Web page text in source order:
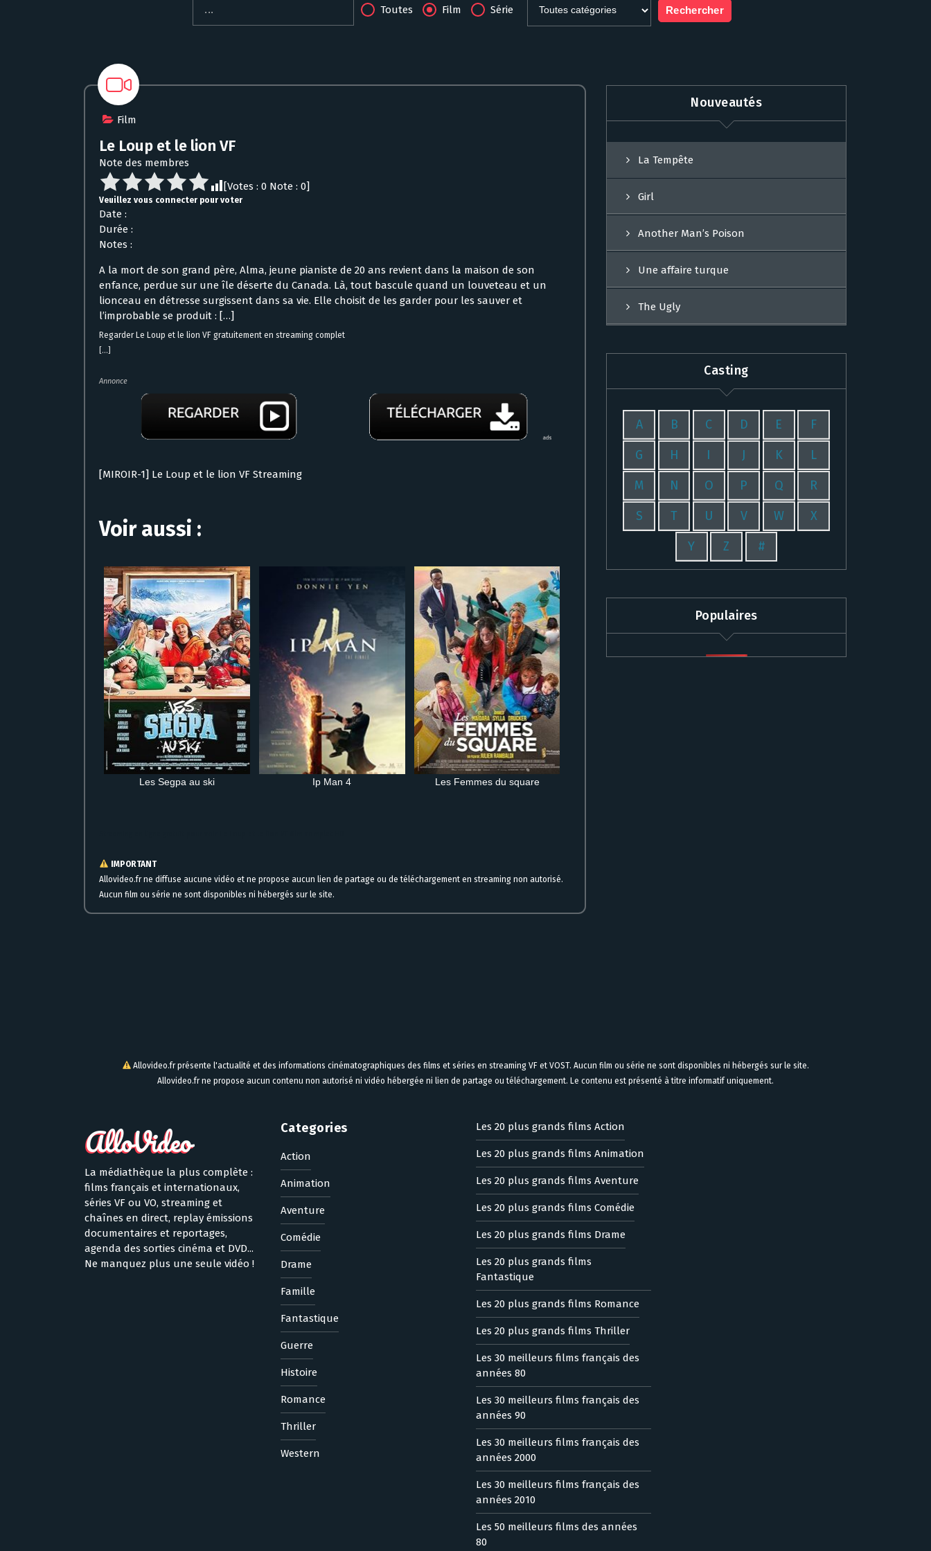
Toutes Film Série
Film
Le Loup et le lion VF
Note des membres
[Votes : 0 Note : 0]
Veuillez vous connecter pour voter
Date :
Durée :
Notes :
A la mort de son grand père, Alma, jeune pianiste de 20 ans revient dans la maison de son
enfance, perdue sur une île déserte du Canada. Là, tout bascule quand un louveteau et un
lionceau en détresse surgissent dans sa vie. Elle choisit de les garder pour les sauver et
l’improbable se produit : […]
Regarder Le Loup et le lion VF gratuitement en streaming complet
[...]
Annonce
[MIROIR-1] Le Loup et le lion VF Streaming
Voir aussi :
Les Segpa au ski Ip Man 4 Les Femmes du square
IMPORTANT
Allovideo.fr ne diffuse aucune vidéo et ne propose aucun lien de partage ou de téléchargement en streaming non autorisé.
Aucun film ou série ne sont disponibles ni hébergés sur le site.
Nouveautés
La Tempête
Girl
Another Man’s Poison
Une affaire turque
The Ugly
Casting
A B C D E F
G H I J K L
M N O P Q R
S T U V W X
Y Z #
Populaires
Allovideo.fr présente l'actualité et des informations cinématographiques des films et séries en streaming VF et VOST. Aucun film ou série ne sont disponibles ni hébergés sur le site.
Allovideo.fr ne propose aucun contenu non autorisé ni vidéo hébergée ni lien de partage ou téléchargement. Le contenu est présenté à titre informatif uniquement.
La médiathèque la plus complète :
films français et internationaux,
séries VF ou VO, streaming et
chaînes en direct, replay émissions
documentaires et reportages,
agenda des sorties cinéma et DVD...
Ne manquez plus une seule vidéo !
Categories
Action
Animation
Aventure
Comédie
Drame
Famille
Fantastique
Guerre
Histoire
Romance
Thriller
Western
Les 20 plus grands films Action
Les 20 plus grands films Animation
Les 20 plus grands films Aventure
Les 20 plus grands films Comédie
Les 20 plus grands films Drame
Les 20 plus grands films
Fantastique
Les 20 plus grands films Romance
Les 20 plus grands films Thriller
Les 30 meilleurs films français des
années 80
Les 30 meilleurs films français des
années 90
Les 30 meilleurs films français des
années 2000
Les 30 meilleurs films français des
années 2010
Les 50 meilleurs films des années
80